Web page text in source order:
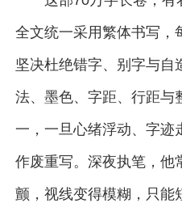
全文统一采用繁体书写，
坚决杜绝错字、别字与自
法、墨色、字距、行距与
一，一旦心绪浮动、字迹
作废重写。深夜执笔，他
颤，视线变得模糊，只能